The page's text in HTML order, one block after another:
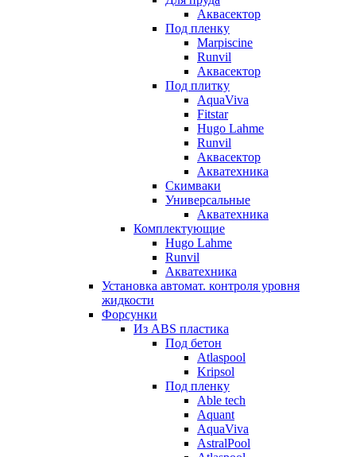
Аквасектор
Под пленку
Marpiscine
Runvil
Аквасектор
Под плитку
AquaViva
Fitstar
Hugo Lahme
Runvil
Аквасектор
Акватехника
Скимваки
Универсальные
Акватехника
Комплектующие
Hugo Lahme
Runvil
Акватехника
Установка автомат. контроля уровня
жидкости
Форсунки
Из ABS пластика
Под бетон
Atlaspool
Kripsol
Под пленку
Able tech
Aquant
AquaViva
AstralPool